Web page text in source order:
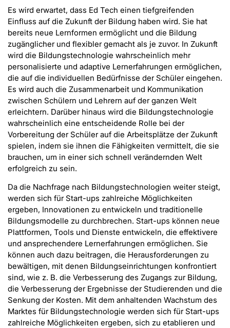
Es wird erwartet, dass Ed Tech einen tiefgreifenden
Einfluss auf die Zukunft der Bildung haben wird. Sie hat
bereits neue Lernformen ermöglicht und die Bildung
zugänglicher und flexibler gemacht als je zuvor. In Zukunft
wird die Bildungstechnologie wahrscheinlich mehr
personalisierte und adaptive Lernerfahrungen ermöglichen,
die auf die individuellen Bedürfnisse der Schüler eingehen.
Es wird auch die Zusammenarbeit und Kommunikation
zwischen Schülern und Lehrern auf der ganzen Welt
erleichtern. Darüber hinaus wird die Bildungstechnologie
wahrscheinlich eine entscheidende Rolle bei der
Vorbereitung der Schüler auf die Arbeitsplätze der Zukunft
spielen, indem sie ihnen die Fähigkeiten vermittelt, die sie
brauchen, um in einer sich schnell verändernden Welt
erfolgreich zu sein.
Da die Nachfrage nach Bildungstechnologien weiter steigt,
werden sich für Start-ups zahlreiche Möglichkeiten
ergeben, Innovationen zu entwickeln und traditionelle
Bildungsmodelle zu durchbrechen. Start-ups können neue
Plattformen, Tools und Dienste entwickeln, die effektivere
und ansprechendere Lernerfahrungen ermöglichen. Sie
können auch dazu beitragen, die Herausforderungen zu
bewältigen, mit denen Bildungseinrichtungen konfrontiert
sind, wie z. B. die Verbesserung des Zugangs zur Bildung,
die Verbesserung der Ergebnisse der Studierenden und die
Senkung der Kosten. Mit dem anhaltenden Wachstum des
Marktes für Bildungstechnologie werden sich für Start-ups
zahlreiche Möglichkeiten ergeben, sich zu etablieren und